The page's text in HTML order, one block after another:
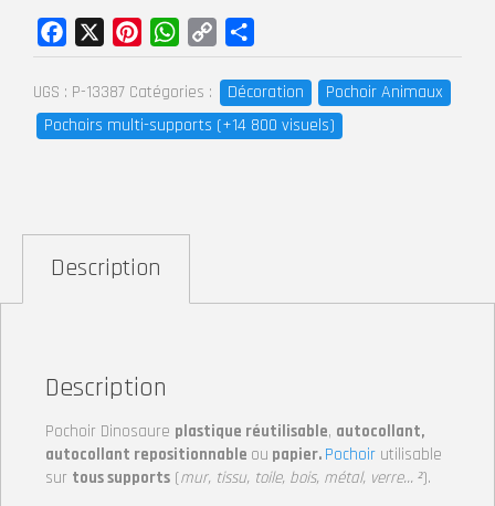
UGS : P-13387 Catégories : Décoration
Pochoir Animaux
Pochoirs multi-supports (+14 800 visuels)
Facebook PinterestWhatsApp
Copy
Link
Description
Description
Pochoir Dinosaure plastique réutilisable, autocollant,
autocollant repositionnable ou papier. Pochoir utilisable
sur tous supports (mur, tissu, toile, bois, métal, verre… ²).